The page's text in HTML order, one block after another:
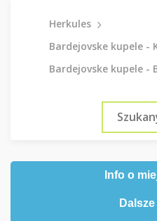
Herkules
Bardejovske kupele -
Bardejovske kupele -
Info o